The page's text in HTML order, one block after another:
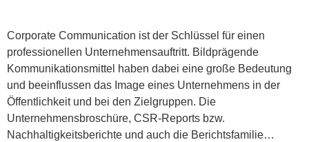
Corporate Communication ist der Schlüssel für einen
professionellen Unternehmensauftritt. Bildprägende
Kommunikationsmittel haben dabei eine große Bedeutung
und beeinflussen das Image eines Unternehmens in der
Öffentlichkeit und bei den Zielgruppen. Die
Unternehmensbroschüre, CSR-Reports bzw.
Nachhaltigkeitsberichte und auch die Berichtsfamilie…